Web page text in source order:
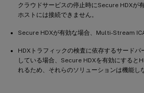
クラウドサービスの停止時にSecure HDXが
ホストには接続できません。
Secure HDXが有効な場合、Multi-Stream
HDXトラフィックの検査に依存するサードパ
している場合、Secure HDXを有効にすると
れるため、それらのソリューションは機能し